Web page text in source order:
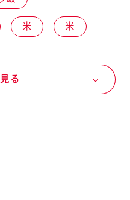
米 米
ドミックス
る